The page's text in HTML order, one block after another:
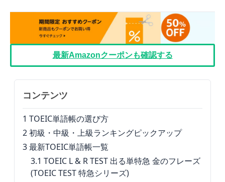
最新Amazonクーポンも確認する
コンテンツ
1 TOEIC単語帳の選び方
2初級・中級・上級ランキングピックアップ
3最新TOEIC単語帳一覧
3.1 TOEIC L & R TEST 出る単特急 金のフレーズ
(TOEIC TEST 特急シリーズ)